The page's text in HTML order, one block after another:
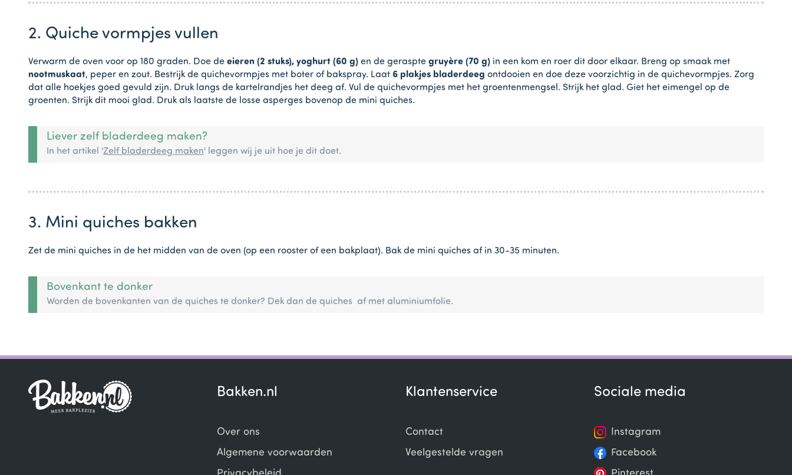
2. Quiche vormpjes vullen
Verwarm de oven voor op 180 graden. Doe de eieren (2 stuks), yoghurt (60 g) en de geraspte gruyère (70 g) in een kom en roer dit door elkaar. Breng op smaak met
nootmuskaat, peper en zout. Bestrijk de quichevormpjes met boter of bakspray. Laat 6 plakjes bladerdeeg ontdooien en doe deze voorzichtig in de quichevormpjes. Zorg
dat alle hoekjes goed gevuld zijn. Druk langs de kartelrandjes het deeg af. Vul de quichevormpjes met het groentenmengsel. Strijk het glad. Giet het eimengel op de
groenten. Strijk dit mooi glad. Druk als laatste de losse asperges bovenop de mini quiches.
Liever zelf bladerdeeg maken?
In het artikel 'Zelf bladerdeeg maken' leggen wij je uit hoe je dit doet.
3. Mini quiches bakken
Zet de mini quiches in de het midden van de oven (op een rooster of een bakplaat). Bak de mini quiches af in 30-35 minuten.
Bovenkant te donker
Worden de bovenkanten van de quiches te donker? Dek dan de quiches af met aluminiumfolie.
Bakken.nl
Over ons
Algemene voorwaarden
Klantenservice
Contact
Veelgestelde vragen
Sociale media
Instagram
Facebook